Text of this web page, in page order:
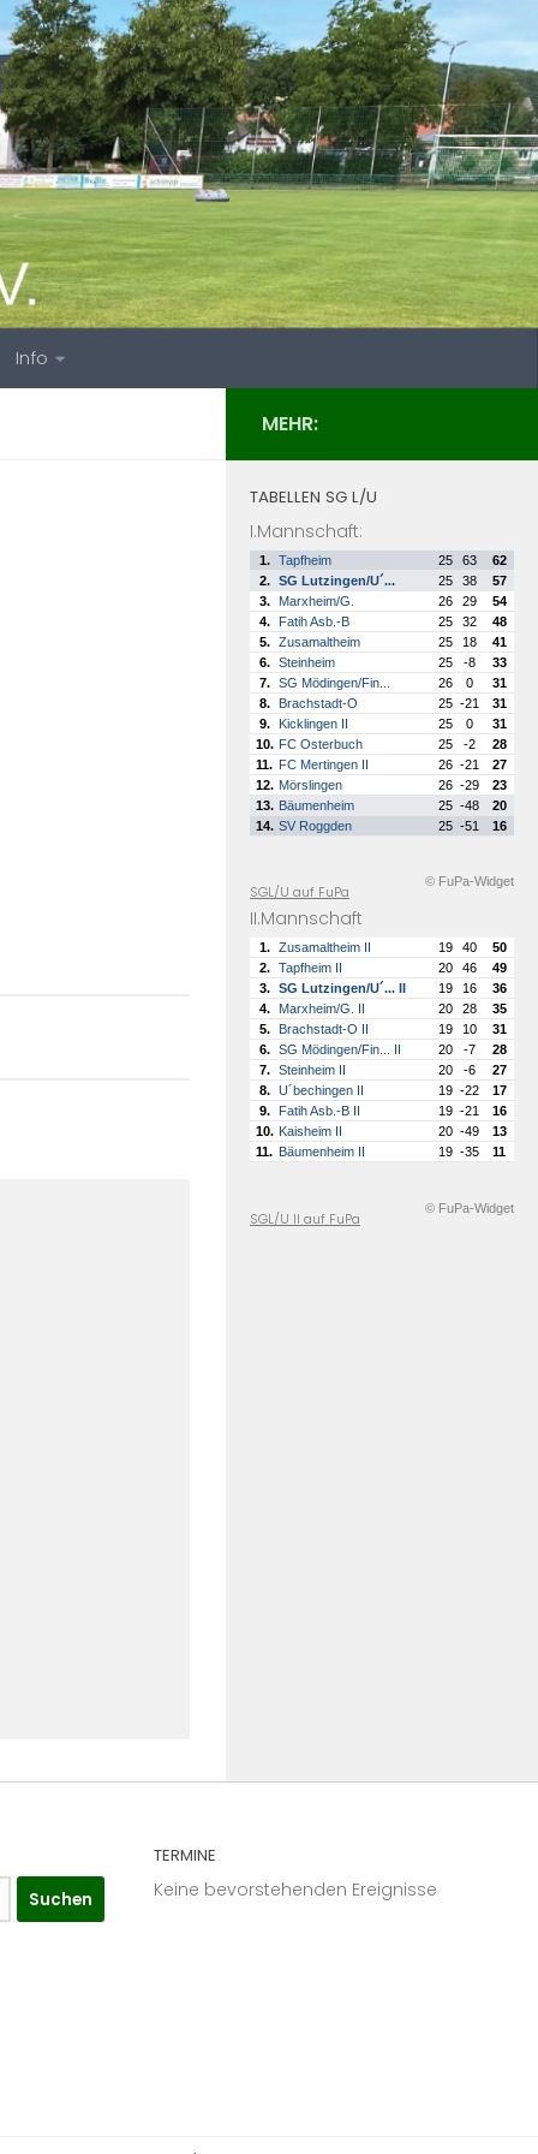
Info
MEHR:
TABELLEN SG L/U
I.Mannschaft:
1. Tapfheim 25 63
62
2.
SG Lutzingen/U´... 25 38
57
3.
Marxheim/G. 26 29
54
4.
Fatih Asb.-B 25 32
48
5.
Zusamaltheim 25 18
41
6.
Steinheim 25 -8
33
7.
SG Mödingen/Fin... 26 0
31
8.
Brachstadt-O 25 -21
31
9.
Kicklingen II 25 0
31
10. FC Osterbuch 25 -2
28
11. FC Mertingen II 26 -21
27
12. Mörslingen 26 -29
23
13. Bäumenheim 25 -48
20
14. SV Roggden 25 -51 16
© FuPa-Widget
SGL/U auf FuPa
II.Mannschaft
1. Zusamaltheim II 19 40
50
2.
Tapfheim II 20 46
49
3.
SG Lutzingen/U´... II 19 16
36
4.
Marxheim/G. II 20 28
35
5.
Brachstadt-O II 19 10
31
6.
SG Mödingen/Fin... II 20 -7
28
7.
Steinheim II 20 -6
27
8.
U´bechingen II 19 -22
17
9.
Fatih Asb.-B II 19 -21
16
10. Kaisheim II 20 -49
13
11. Bäumenheim II 19 -35 11
© FuPa-Widget
SGL/U II auf FuPa
TERMINE
Keine bevorstehenden Ereignisse